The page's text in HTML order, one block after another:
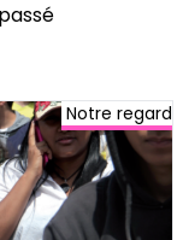
Notre regard